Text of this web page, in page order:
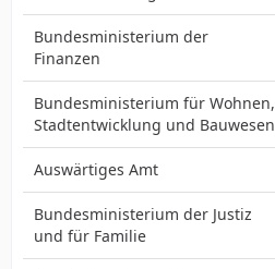
Bundesministerium der
Finanzen
Bundesministerium für Wohnen,
Stadtentwicklung und Bauwesen
Auswärtiges Amt
Bundesministerium der Justiz
und für Familie